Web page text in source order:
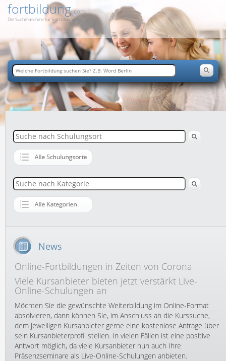
fortbildung.com
Die Suchmaschine für Fortbildungen
News
Online-Fortbildungen in Zeiten von Corona
Viele Kursanbieter bieten jetzt verstärkt Live-
Online-Schulungen an
Möchten Sie die gewünschte Weiterbildung im Online-Format
absolvieren, dann können Sie, im Anschluss an die Kurssuche,
dem jeweiligen Kursanbieter gerne eine kostenlose Anfrage über
sein Kursanbieterprofil stellen. In vielen Fällen ist eine positive
Antwort möglich, da viele Kursanbieter nun auch Ihre
Präsenzseminare als Live-Online-Schulungen anbieten.